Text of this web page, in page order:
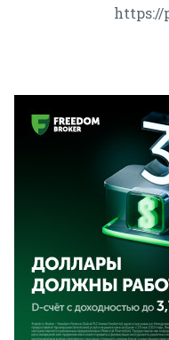
https://